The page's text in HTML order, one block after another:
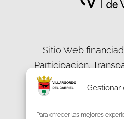
Para ofrecer las mejores
Sitio Web
Participación,
Democrática, como